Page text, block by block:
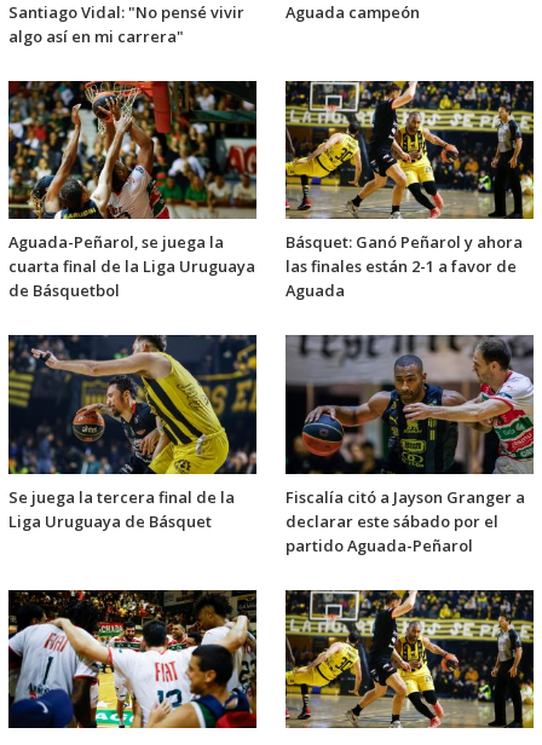
Santiago Vidal: "No pensé vivir
algo así en mi carrera"
Aguada campeón
Aguada-Peñarol, se juega la
cuarta final de la Liga Uruguaya
de Básquetbol
Básquet: Ganó Peñarol y ahora
las finales están 2-1 a favor de
Aguada
Se juega la tercera final de la
Liga Uruguaya de Básquet
Fiscalía citó a Jayson Granger a
declarar este sábado por el
partido Aguada-Peñarol